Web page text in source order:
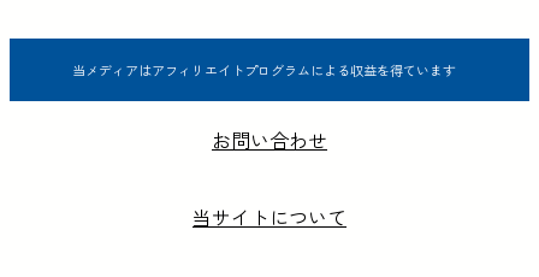
当メディアはアフィリエイトプログラムによる収益を得ています
お問い合わせ
当サイトについて